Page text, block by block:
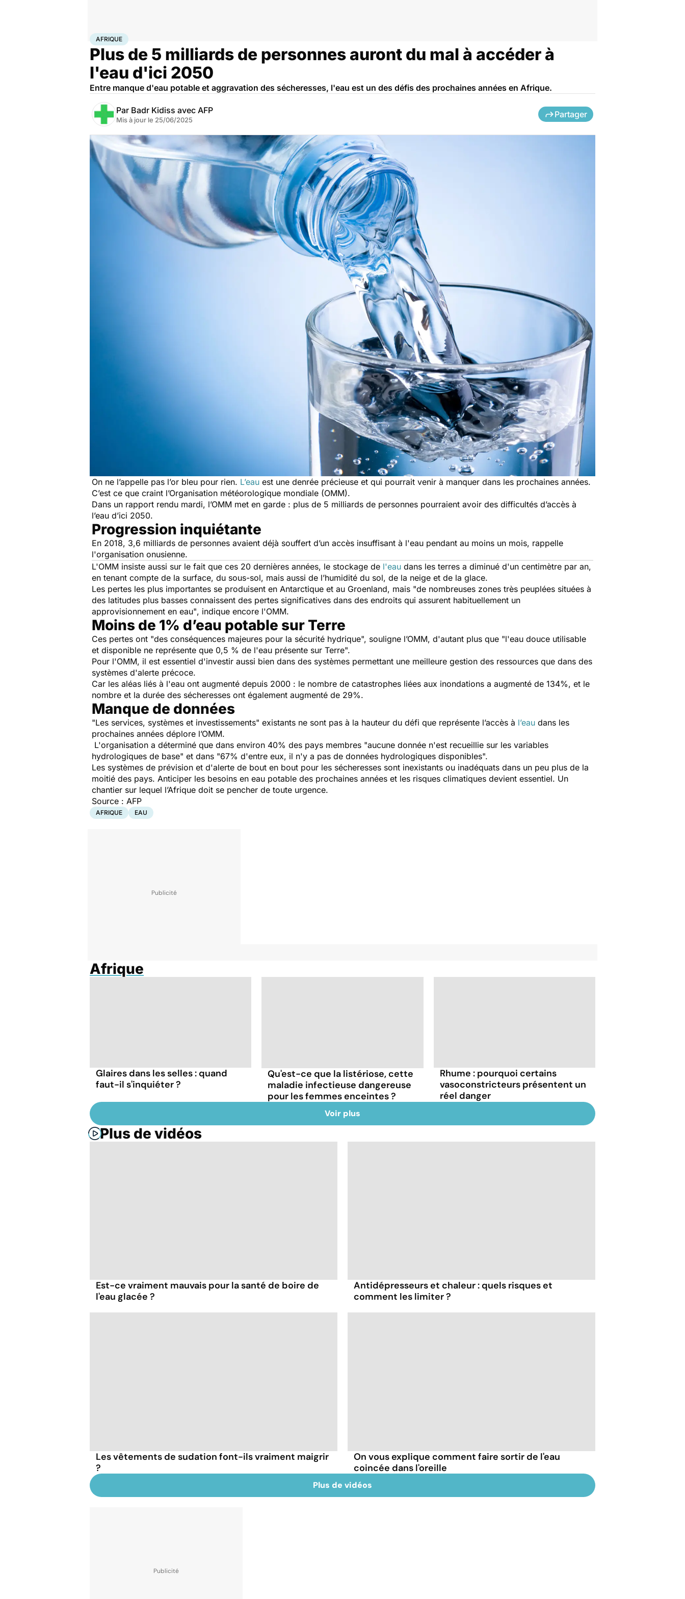
AccueilSantéSociété
AFRIQUE
Plus de 5 milliards de personnes auront du mal à accéder à
l'eau d'ici 2050
Entre manque d'eau potable et aggravation des sécheresses, l'eau est un des défis des prochaines années en Afrique.
Par Badr Kidiss avec AFP
Mis à jour le 25/06/2025
Partager
On ne l’appelle pas l’or bleu pour rien. L’eau est une denrée précieuse et qui pourrait venir à manquer dans les prochaines années.
C’est ce que craint l’Organisation météorologique mondiale (OMM).
Dans un rapport rendu mardi, l’OMM met en garde : plus de 5 milliards de personnes pourraient avoir des difficultés d’accès à
l’eau d’ici 2050.
Progression inquiétante
En 2018, 3,6 milliards de personnes avaient déjà souffert d’un accès insuffisant à l'eau pendant au moins un mois, rappelle
l'organisation onusienne.
L'OMM insiste aussi sur le fait que ces 20 dernières années, le stockage de l'eau dans les terres a diminué d'un centimètre par an,
en tenant compte de la surface, du sous-sol, mais aussi de l’humidité du sol, de la neige et de la glace.
Les pertes les plus importantes se produisent en Antarctique et au Groenland, mais "de nombreuses zones très peuplées situées à
des latitudes plus basses connaissent des pertes significatives dans des endroits qui assurent habituellement un
approvisionnement en eau", indique encore l'OMM.
Moins de 1% d’eau potable sur Terre
Ces pertes ont "des conséquences majeures pour la sécurité hydrique", souligne l’OMM, d'autant plus que "l'eau douce utilisable
et disponible ne représente que 0,5 % de l'eau présente sur Terre".
Pour l'OMM, il est essentiel d'investir aussi bien dans des systèmes permettant une meilleure gestion des ressources que dans des
systèmes d'alerte précoce.
Car les aléas liés à l'eau ont augmenté depuis 2000 : le nombre de catastrophes liées aux inondations a augmenté de 134%, et le
nombre et la durée des sécheresses ont également augmenté de 29%.
Manque de données
"Les services, systèmes et investissements" existants ne sont pas à la hauteur du défi que représente l’accès à l’eau dans les
prochaines années déplore l’OMM.
L'organisation a déterminé que dans environ 40% des pays membres "aucune donnée n'est recueillie sur les variables
hydrologiques de base" et dans "67% d'entre eux, il n'y a pas de données hydrologiques disponibles".
Les systèmes de prévision et d'alerte de bout en bout pour les sécheresses sont inexistants ou inadéquats dans un peu plus de la
moitié des pays. Anticiper les besoins en eau potable des prochaines années et les risques climatiques devient essentiel. Un
chantier sur lequel l’Afrique doit se pencher de toute urgence.
Source : AFP
AFRIQUE EAU
Afrique
Glaires dans les selles : quand
faut-il s'inquiéter ?
Qu'est-ce que la listériose, cette
maladie infectieuse dangereuse
pour les femmes enceintes ?
Rhume : pourquoi certains
vasoconstricteurs présentent un
réel danger
Voir plus
Plus de vidéos
Est-ce vraiment mauvais pour la santé de boire de
l'eau glacée ?
Antidépresseurs et chaleur : quels risques et
comment les limiter ?
Les vêtements de sudation font-ils vraiment maigrir
?
On vous explique comment faire sortir de l'eau
coincée dans l'oreille
Plus de vidéos